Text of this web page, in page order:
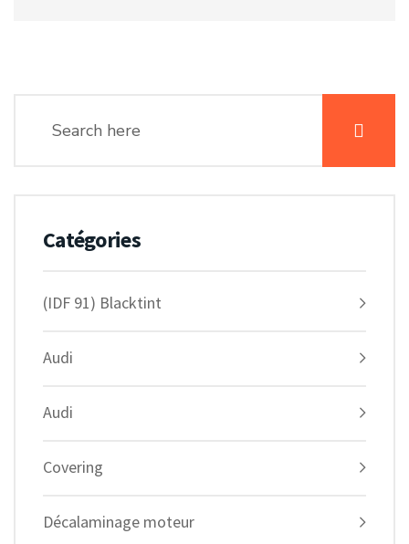
Catégories
(IDF 91) Blacktint
Audi
Audi
Covering
Décalaminage moteur